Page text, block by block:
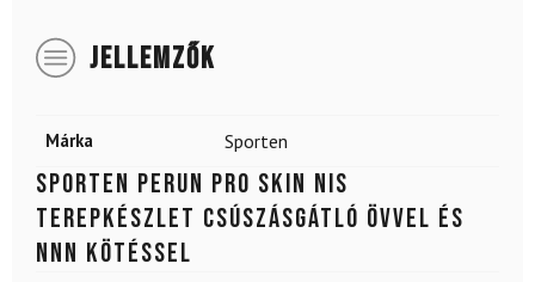
JELLEMZŐK
Márka Sporten
SPORTEN Perun Pro SKIN NIS
terepkészlet csúszásgátló övvel és
NNN kötéssel